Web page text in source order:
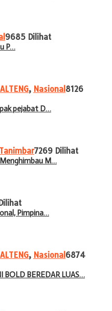
9685 Dilihat
P…
, Nasional 8126
pejabat D…
7269 Dilihat
Menghimbau M…
Pimpina…
, Nasional 6874
BOLD BEREDAR LUAS…